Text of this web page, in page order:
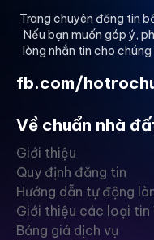
Trang chuyên đăng tin
Nếu bạn muốn góp ý,
lòng nhắn tin cho
fb.com/
Về chuẩn nhà
Giới thiệu
Quy định đăng tin
Hướng dẫn tự động
Giới thiệu các loại tin
Bảng giá dịch vụ